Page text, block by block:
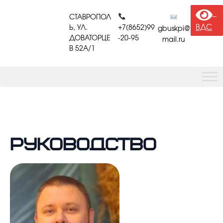
СТАВРОПОЛ
Ь, УЛ.
ДОВАТОРЦЕ
В 52A/1
+7(8652)99
-20-95
gbuskpi@
mail.ru
ВДС
Руководство